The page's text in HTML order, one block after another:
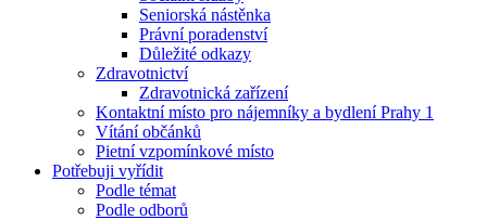
Seniorská nástěnka
Právní poradenství
Důležité odkazy
Zdravotnictví
Zdravotnická zařízení
Kontaktní místo pro nájemníky a bydlení Prahy 1
Vítání občánků
Pietní vzpomínkové místo
Potřebuji vyřídit
Podle témat
Podle odborů